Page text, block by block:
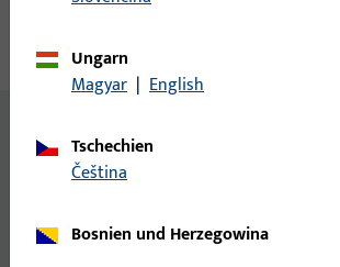
Technische Daten
Inhalt
Verriegelung DK 1050 UNI-JET
Zusatzinformationen
UNI-JET SCF: FFB 650 mm ist kein
Ungarn
Magyar | English
Tschechien
čeština
Bosnien und Herzegowina